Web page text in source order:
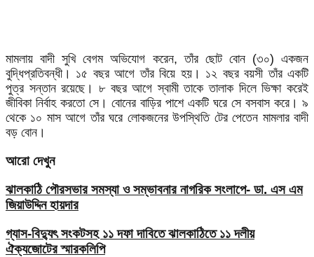
মামলায় বাদী সুখি বেগম অভিযোগ করেন, তাঁর ছোট বোন (৩০) একজন
বুদ্ধিপ্রতিবন্ধী। ১৫ বছর আগে তাঁর বিয়ে হয়। ১২ বছর বয়সী তাঁর একটি
পুত্র সন্তান রয়েছে। ৮ বছর আগে স্বামী তাকে তালাক দিলে ভিক্ষা করেই
জীবিকা নির্বাহ করতো সে। বোনের বাড়ির পাশে একটি ঘরে সে বসবাস করে। ৯
থেকে ১০ মাস আগে তাঁর ঘরে লোকজনের উপস্থিতি টের পেতেন মামলার বাদী
বড় বোন।
আরো দেখুন
ঝালকাঠি পৌরসভার সমস্যা ও সম্ভাবনার নাগরিক সংলাপে- ডা. এস এম
জিয়াউদ্দিন হায়দার
গ্যাস-বিদ্যুৎ সংকটসহ ১১ দফা দাবিতে ঝালকাঠিতে ১১ দলীয়
ঐক্যজোটের স্মারকলিপি